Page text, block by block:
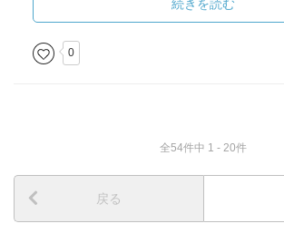
実際にQuanticoにも行ったことがあるけれ
の町の風景が見えてくるようだった（
ストーリ・挿絵ともに、文句なしに☆５つ
続きを読む
0
全54件中 1 - 20件
戻る